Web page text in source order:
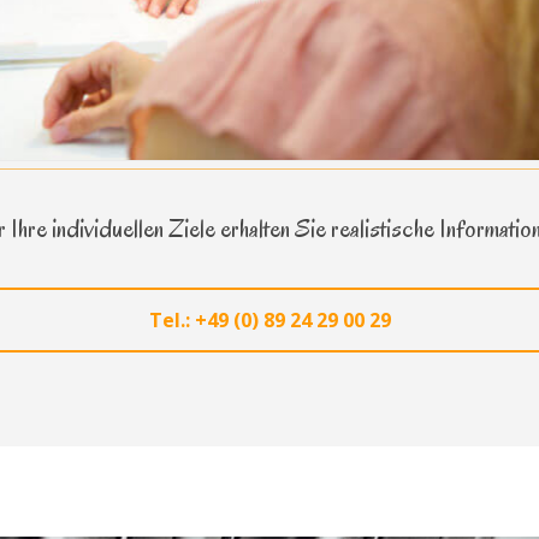
Ihre individuellen Ziele erhalten Sie realistische
Tel.: +49 (0) 89 24 29 00 29